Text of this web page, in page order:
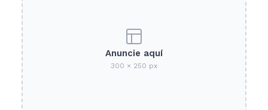
Anuncie aquí
300 × 250 px